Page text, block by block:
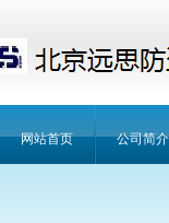
网站首页 公司简介